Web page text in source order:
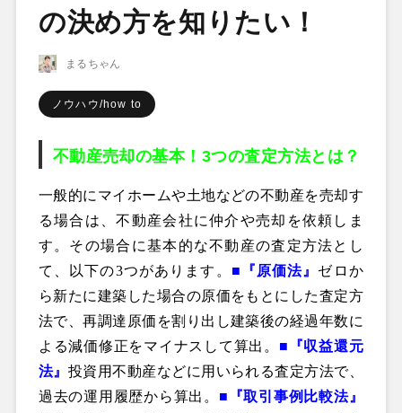
の決め方を知りたい！
まるちゃん
ノウハウ/how to
不動産売却の基本！3つの査定方法とは？
一般的にマイホームや土地などの不動産を売却す
る場合は、不動産会社に仲介や売却を依頼しま
す。その場合に基本的な不動産の査定方法とし
て、以下の3つがあります。 ■『原価法』 ゼロか
ら新たに建築した場合の原価をもとにした査定方
法で、再調達原価を割り出し建築後の経過年数に
よる減価修正をマイナスして算出。 ■『収益還元
法』 投資用不動産などに用いられる査定方法で、
過去の運用履歴から算出。 ■『取引事例比較法』